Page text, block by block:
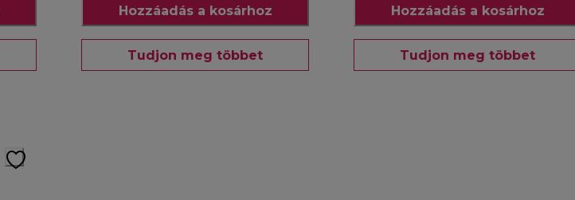
Hozzáadás a kosárhoz
Tudjon meg többet
Hozzáadás a kosárhoz
Tudjon meg többet